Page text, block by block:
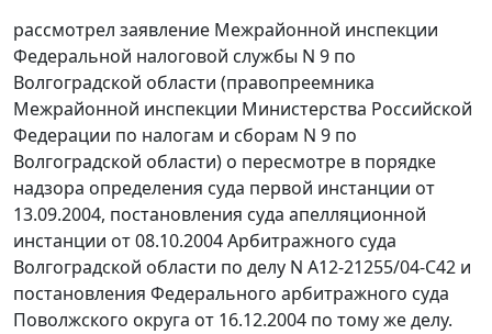
рассмотрел заявление Межрайонной инспекции
Федеральной налоговой службы N 9 по
Волгоградской области (правопреемника
Межрайонной инспекции Министерства Российской
Федерации по налогам и сборам N 9 по
Волгоградской области) о пересмотре в порядке
надзора определения суда первой инстанции от
13.09.2004, постановления суда апелляционной
инстанции от 08.10.2004 Арбитражного суда
Волгоградской области по делу N А12-21255/04-С42 и
постановления Федерального арбитражного суда
Поволжского округа от 16.12.2004 по тому же делу.